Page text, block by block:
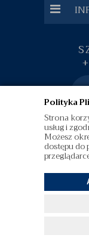
Polityka
Strona
usług i
Możesz
dostępu do